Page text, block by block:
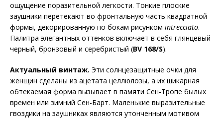
ощущение поразительной легкости. Тонкие плоские
заушники перетекают во фронтальную часть квадратной
формы, декорированную по бокам рисунком intrecciato.
Палитра элегантных оттенков включает в себя глянцевый
черный, бронзовый и серебристый (BV 168/S).
Актуальный винтаж. Эти солнцезащитные очки для
женщин сделаны из ацетата целлюлозы, а их шикарная
обтекаемая форма вызывает в памяти Сен-Тропе былых
времен или зимний Сен-Барт. Маленькие выразительные
гвоздики на заушниках являются утонченным мотивом